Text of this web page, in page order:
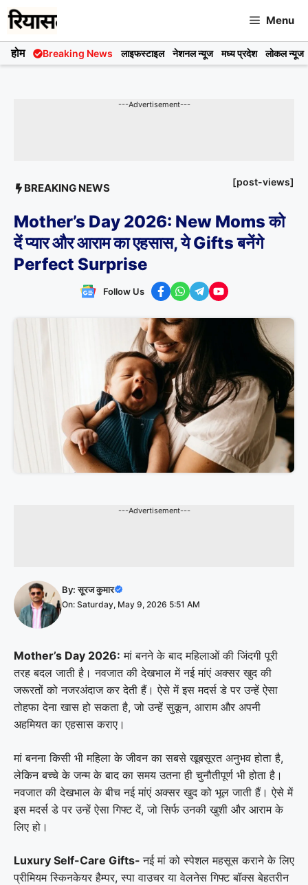
Skip
to
content
Menu
होम Breaking News लाइफस्टाइल नेशनल न्यूज मध्य प्रदेश लोकल न्यूज
---Advertisement---
BREAKING NEWS [post-views]
Mother’s Day 2026: New Moms को
दें प्यार और आराम का एहसास, ये Gifts बनेंगे
Perfect Surprise
Follow Us
---Advertisement---
By:सूरज कुमार
On: Saturday, May 9, 2026 5:51 AM
Mother’s Day 2026: मां बनने के बाद महिलाओं की जिंदगी पूरी
तरह बदल जाती है। नवजात की देखभाल में नई मांएं अक्सर खुद की
जरूरतों को नजरअंदाज कर देती हैं। ऐसे में इस मदर्स डे पर उन्हें ऐसा
तोहफा देना खास हो सकता है, जो उन्हें सुकून, आराम और अपनी
अहमियत का एहसास कराए।
मां बनना किसी भी महिला के जीवन का सबसे खूबसूरत अनुभव होता है,
लेकिन बच्चे के जन्म के बाद का समय उतना ही चुनौतीपूर्ण भी होता है।
नवजात की देखभाल के बीच नई मांएं अक्सर खुद को भूल जाती हैं। ऐसे में
इस मदर्स डे पर उन्हें ऐसा गिफ्ट दें, जो सिर्फ उनकी खुशी और आराम के
लिए हो।
Luxury Self-Care Gifts-नई मां को स्पेशल महसूस कराने के लिए
प्रीमियम स्किनकेयर हैम्पर, स्पा वाउचर या वेलनेस गिफ्ट बॉक्स बेहतरीन